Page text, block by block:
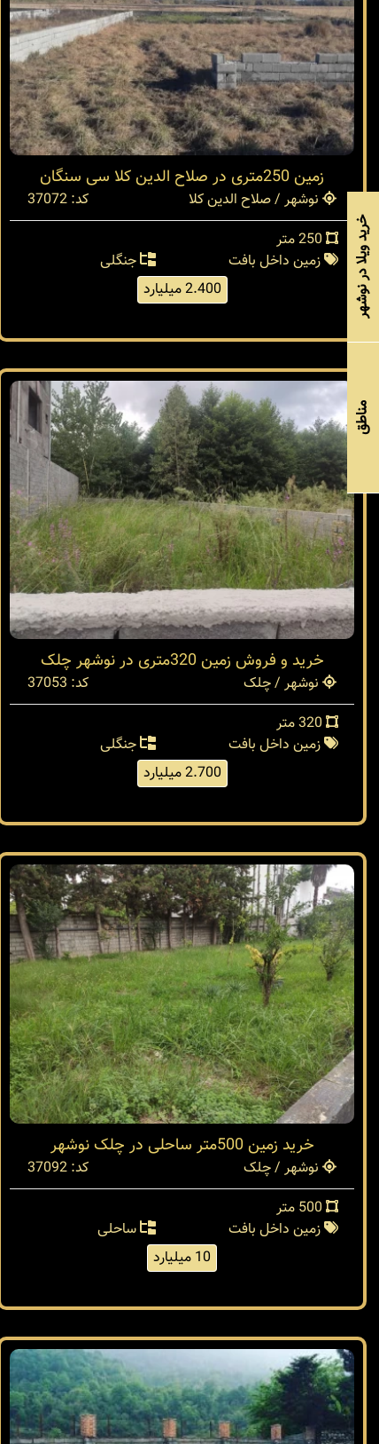
زمین 250متری در صلاح الدین کلا سی سنگان
نوشهر / صلاح الدین کلا
کد: 37072
زمین داخل بافت
جنگلی
2.400 میلیارد
خرید و فروش زمین 320متری در نوشهر چلک
نوشهر / چلک
کد: 37053
زمین داخل بافت
جنگلی
2.700 میلیارد
خرید زمین 500متر ساحلی در چلک نوشهر
نوشهر / چلک
کد: 37092
زمین داخل بافت
ساحلی
10 میلیارد
خرید ویلا در نوشهر
مناطق